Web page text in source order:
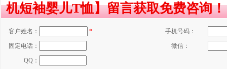
机短袖婴儿T恤】留言获取免费咨询！
客户姓名： * 手机号码：
固定电话： 微信：
QQ：